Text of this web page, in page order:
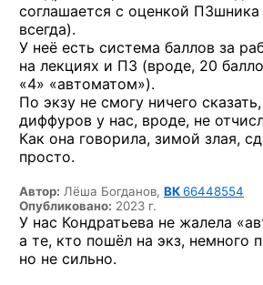
соглашается с оценкой ПЗшника
всегда).
У неё есть система баллов за
на лекциях и ПЗ (вроде, 20
«4» «автоматом»).
По экзу не смогу ничего сказать,
диффуров у нас, вроде, не
Как она говорила, зимой злая,
просто.
Автор: Лёша Богданов, ВК66448554
Опубликовано: 2023 г.
У нас Кондратьева не жалела
а те, кто пошёл на экз, немного
но не сильно.